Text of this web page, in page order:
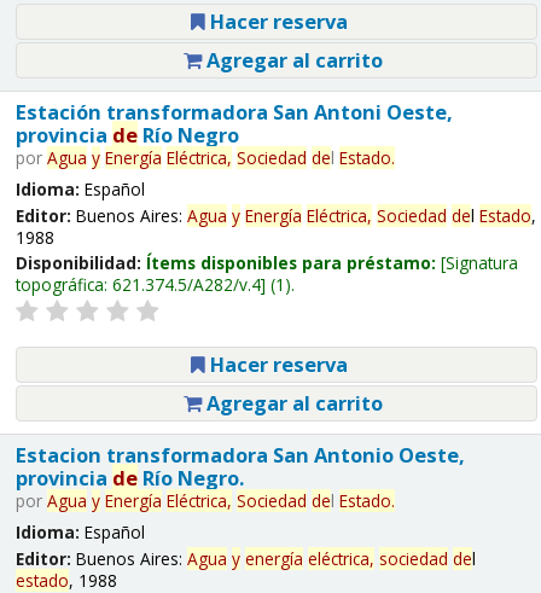
Hacer reserva
Agregar al carrito
Estación transformadora San Antoni Oeste,
provincia deRío Negro
por Agua y Energía Eléctrica, Sociedad del Estado.
Idioma: Español
Editor: Buenos Aires: Agua y Energía Eléctrica, Sociedad del Estado,
1988
Disponibilidad: Ítems disponibles para préstamo: Signatura
topográfica: 621.374.5/A282/v.4 (1).
Hacer reserva
Agregar al carrito
Estacion transformadora San Antonio Oeste,
provincia deRío Negro.
por Agua y Energía Eléctrica, Sociedad del Estado.
Idioma: Español
Editor: Buenos Aires: Agua y energía eléctrica, sociedad del
estado, 1988